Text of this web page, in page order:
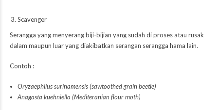
Scavenger
Serangga yang menyerang biji-bijian yang sudah di proses atau rusak
dalam maupun luar yang diakibatkan serangan serangga hama lain.
Contoh :
Oryzaephilus surinamensis (sawtoothed grain beetle)
Anagasta kuehniella (Mediteranian flour moth)